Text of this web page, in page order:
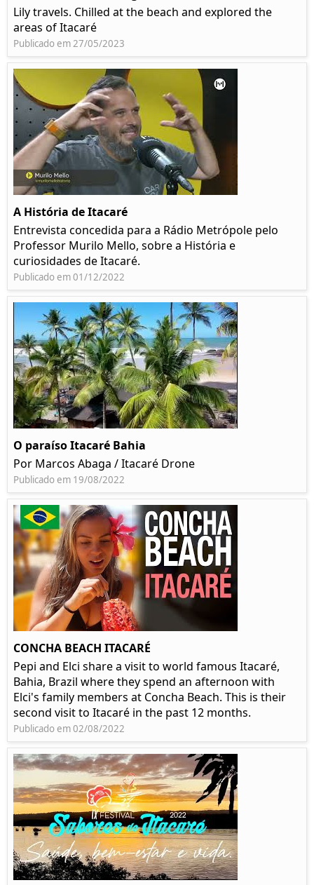
Lily travels. Chilled at the beach and explored the
areas of Itacaré
Publicado em 27/05/2023
A História de Itacaré
Entrevista concedida para a Rádio Metrópole pelo
Professor Murilo Mello, sobre a História e
curiosidades de Itacaré.
Publicado em 01/12/2022
O paraíso Itacaré Bahia
Por Marcos Abaga / Itacaré Drone
Publicado em 19/08/2022
CONCHA BEACH ITACARÉ
Pepi and Elci share a visit to world famous Itacaré,
Bahia, Brazil where they spend an afternoon with
Elci's family members at Concha Beach. This is their
second visit to Itacaré in the past 12 months.
Publicado em 02/08/2022